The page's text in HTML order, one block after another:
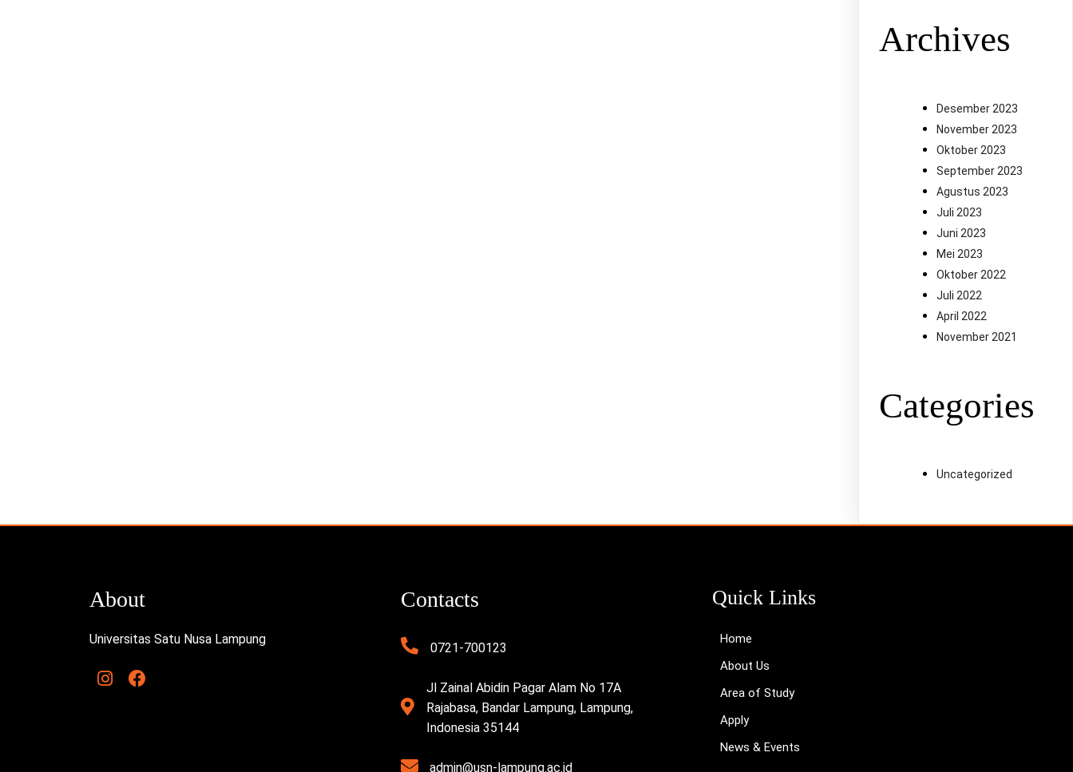
Archives
Desember 2023
November 2023
Oktober 2023
September 2023
Agustus 2023
Juli 2023
Juni 2023
Mei 2023
Oktober 2022
Juli 2022
April 2022
November 2021
Categories
Uncategorized
About
Universitas Satu Nusa Lampung
Contacts
0721-700123
Jl Zainal Abidin Pagar Alam No 17A
Rajabasa, Bandar Lampung, Lampung,
Indonesia 35144
admin@usn-lampung.ac.id
Quick Links
Home
About Us
Area of Study
Apply
News & Events